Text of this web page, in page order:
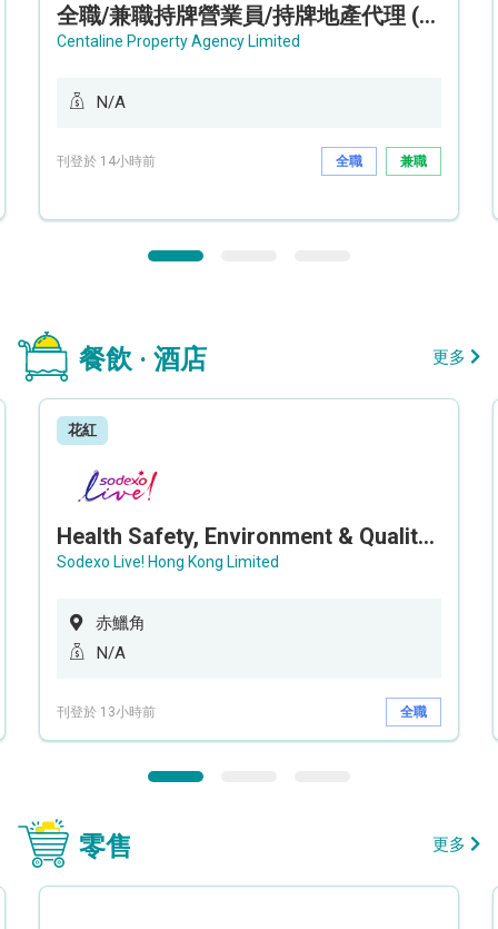
全職/兼職持牌營業員/持牌地產代理 (長沙灣/將軍澳/油塘)
Centaline Property Agency Limited
N/A
刊登於 14小時前 全職 兼職
餐飲 · 酒店 更多
花紅
Health Safety, Environment & Quality Assurance Officer (Maternity cover – 5 months contract)
Sodexo Live! Hong Kong Limited
赤鱲角
N/A
刊登於 13小時前 全職
零售 更多